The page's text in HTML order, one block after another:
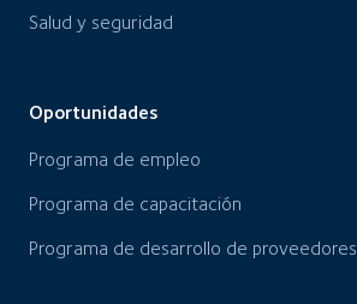
Salud y seguridad
Oportunidades
Programa de empleo
Programa de capacitación
Programa de desarrollo de proveedores